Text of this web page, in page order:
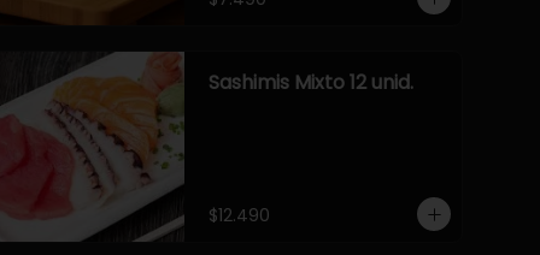
Sashimis Mixto 12 unid.
$12.490